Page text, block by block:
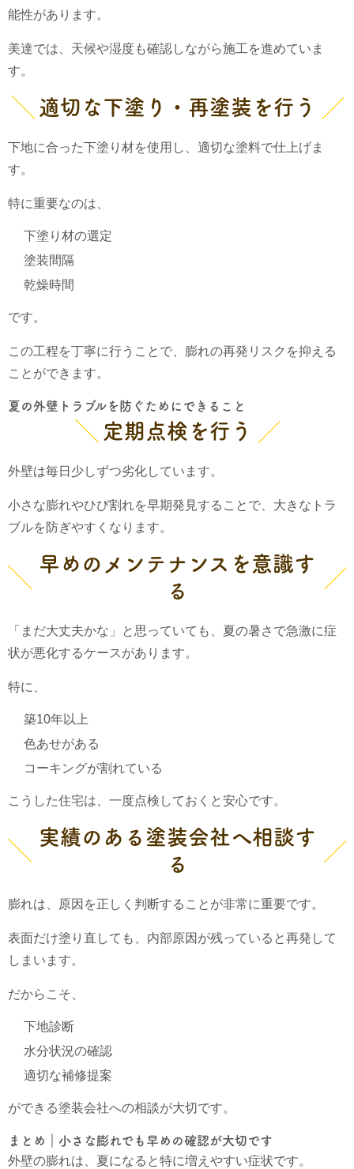
能性があります。
美達では、天候や湿度も確認しながら施工を進めていま
す。
適切な下塗り・再塗装を行う
下地に合った下塗り材を使用し、適切な塗料で仕上げま
す。
特に重要なのは、
下塗り材の選定
塗装間隔
乾燥時間
です。
この工程を丁寧に行うことで、膨れの再発リスクを抑える
ことができます。
夏の外壁トラブルを防ぐためにできること
定期点検を行う
外壁は毎日少しずつ劣化しています。
小さな膨れやひび割れを早期発見することで、大きなトラ
ブルを防ぎやすくなります。
早めのメンテナンスを意識す
る
「まだ大丈夫かな」と思っていても、夏の暑さで急激に症
状が悪化するケースがあります。
特に、
築10年以上
色あせがある
コーキングが割れている
こうした住宅は、一度点検しておくと安心です。
実績のある塗装会社へ相談す
る
膨れは、原因を正しく判断することが非常に重要です。
表面だけ塗り直しても、内部原因が残っていると再発して
しまいます。
だからこそ、
下地診断
水分状況の確認
適切な補修提案
ができる塗装会社への相談が大切です。
まとめ｜小さな膨れでも早めの確認が大切です
外壁の膨れは、夏になると特に増えやすい症状です。